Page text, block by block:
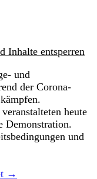
Inhalte entsperren
und
der Corona-
heute
Demonstration.
und
→